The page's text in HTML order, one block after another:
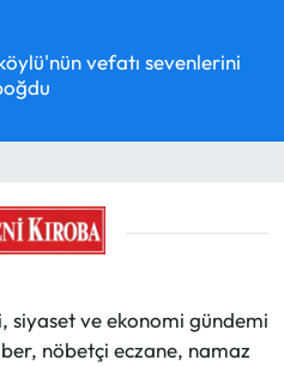
vefatı sevenlerini
siyaset ve ekonomi gündemi
nöbetçi eczane, namaz